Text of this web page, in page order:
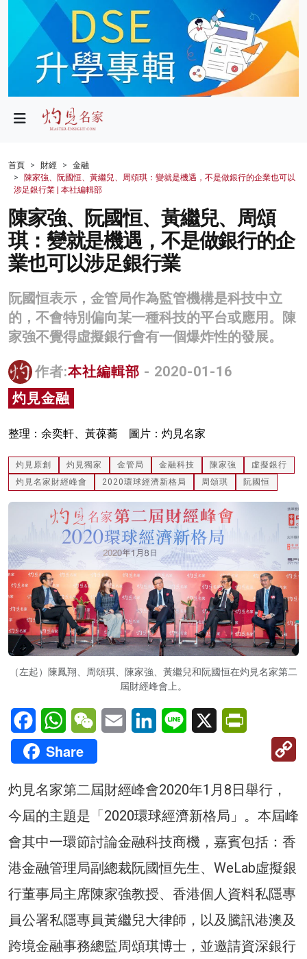
政局
財經
生活
健康
商業
科技
影片
名家榜
關於我們
首頁 財經
金融
陳家強、阮國恒、黃繼兒、周頌琪：變就是機遇，不是做銀行的企業也可以
涉足銀行業 | 本社編輯部
陳家強、阮國恒、黃繼兒、周頌
琪：變就是機遇，不是做銀行的企
業也可以涉足銀行業
阮國恒表示，金管局作為監管機構是科技中立
的，不會特別偏向某一種科技的平台或應用。陳
家強不覺得虛擬銀行會有一個爆炸性的發展。
作者:本社編輯部 - 2020-01-16
灼見金融
整理：余奕軒、黃葆蕎 圖片：灼見名家
灼見原創 灼見獨家 金管局 金融科技 陳家強
虛擬銀行
灼見名家財經峰會
2020環球經濟新格局 周頌琪 阮國恒
（左起）陳鳳翔、周頌琪、陳家強、黃繼兒和阮國恒在灼見名家第二
屆財經峰會上。
FacebookWhatsAppWeChatEmail LinkedInLine X
Share
灼見名家第二屆財經峰會2020年1月8日舉行，
今屆的主題是「2020環球經濟新格局」。本屆峰
會其中一環節討論金融科技商機，嘉賓包括：香
港金融管理局副總裁阮國恒先生、WeLab虛擬銀
行董事局主席陳家強教授、香港個人資料私隱專
員公署私隱專員黃繼兒大律師，以及騰訊港澳及
跨境金融事務總監周頌琪博士，並邀請資深銀行